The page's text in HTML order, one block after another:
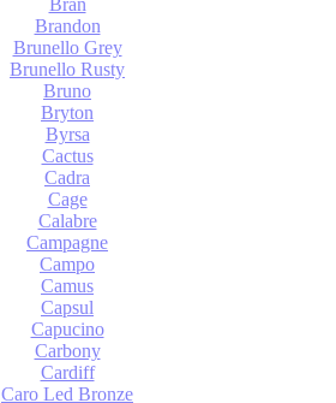
Brandon
Brunello Grey
Brunello Rusty
Bruno
Bryton
Byrsa
Cactus
Cadra
Cage
Calabre
Campagne
Campo
Camus
Capsul
Capucino
Carbony
Cardiff
Caro Led Bronze